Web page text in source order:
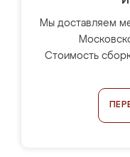
Мы доставляем
Стоимость